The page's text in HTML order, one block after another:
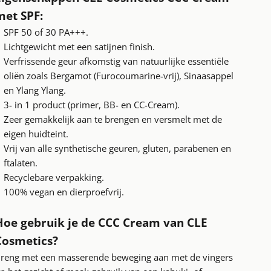
SPF:
SPF 50 of 30 PA+++.
Lichtgewicht met een satijnen finish.
Verfrissende geur afkomstig van natuurlijke essentiële
oliën zoals Bergamot (Furocoumarine-vrij), Sinaasappel
en Ylang Ylang.
3- in 1 product (primer, BB- en CC-Cream).
Zeer gemakkelijk aan te brengen en versmelt met de
eigen huidteint.
Vrij van alle synthetische geuren, gluten, parabenen en
ftalaten.
Recyclebare verpakking.
100% vegan en dierproefvrij.
gebruik je de CCC Cream van CLE
met een masserende beweging aan met de vingers